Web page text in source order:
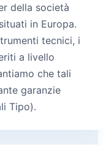
della società
in Europa.
tecnici, i
a livello
che tali
garanzie
Tipo).